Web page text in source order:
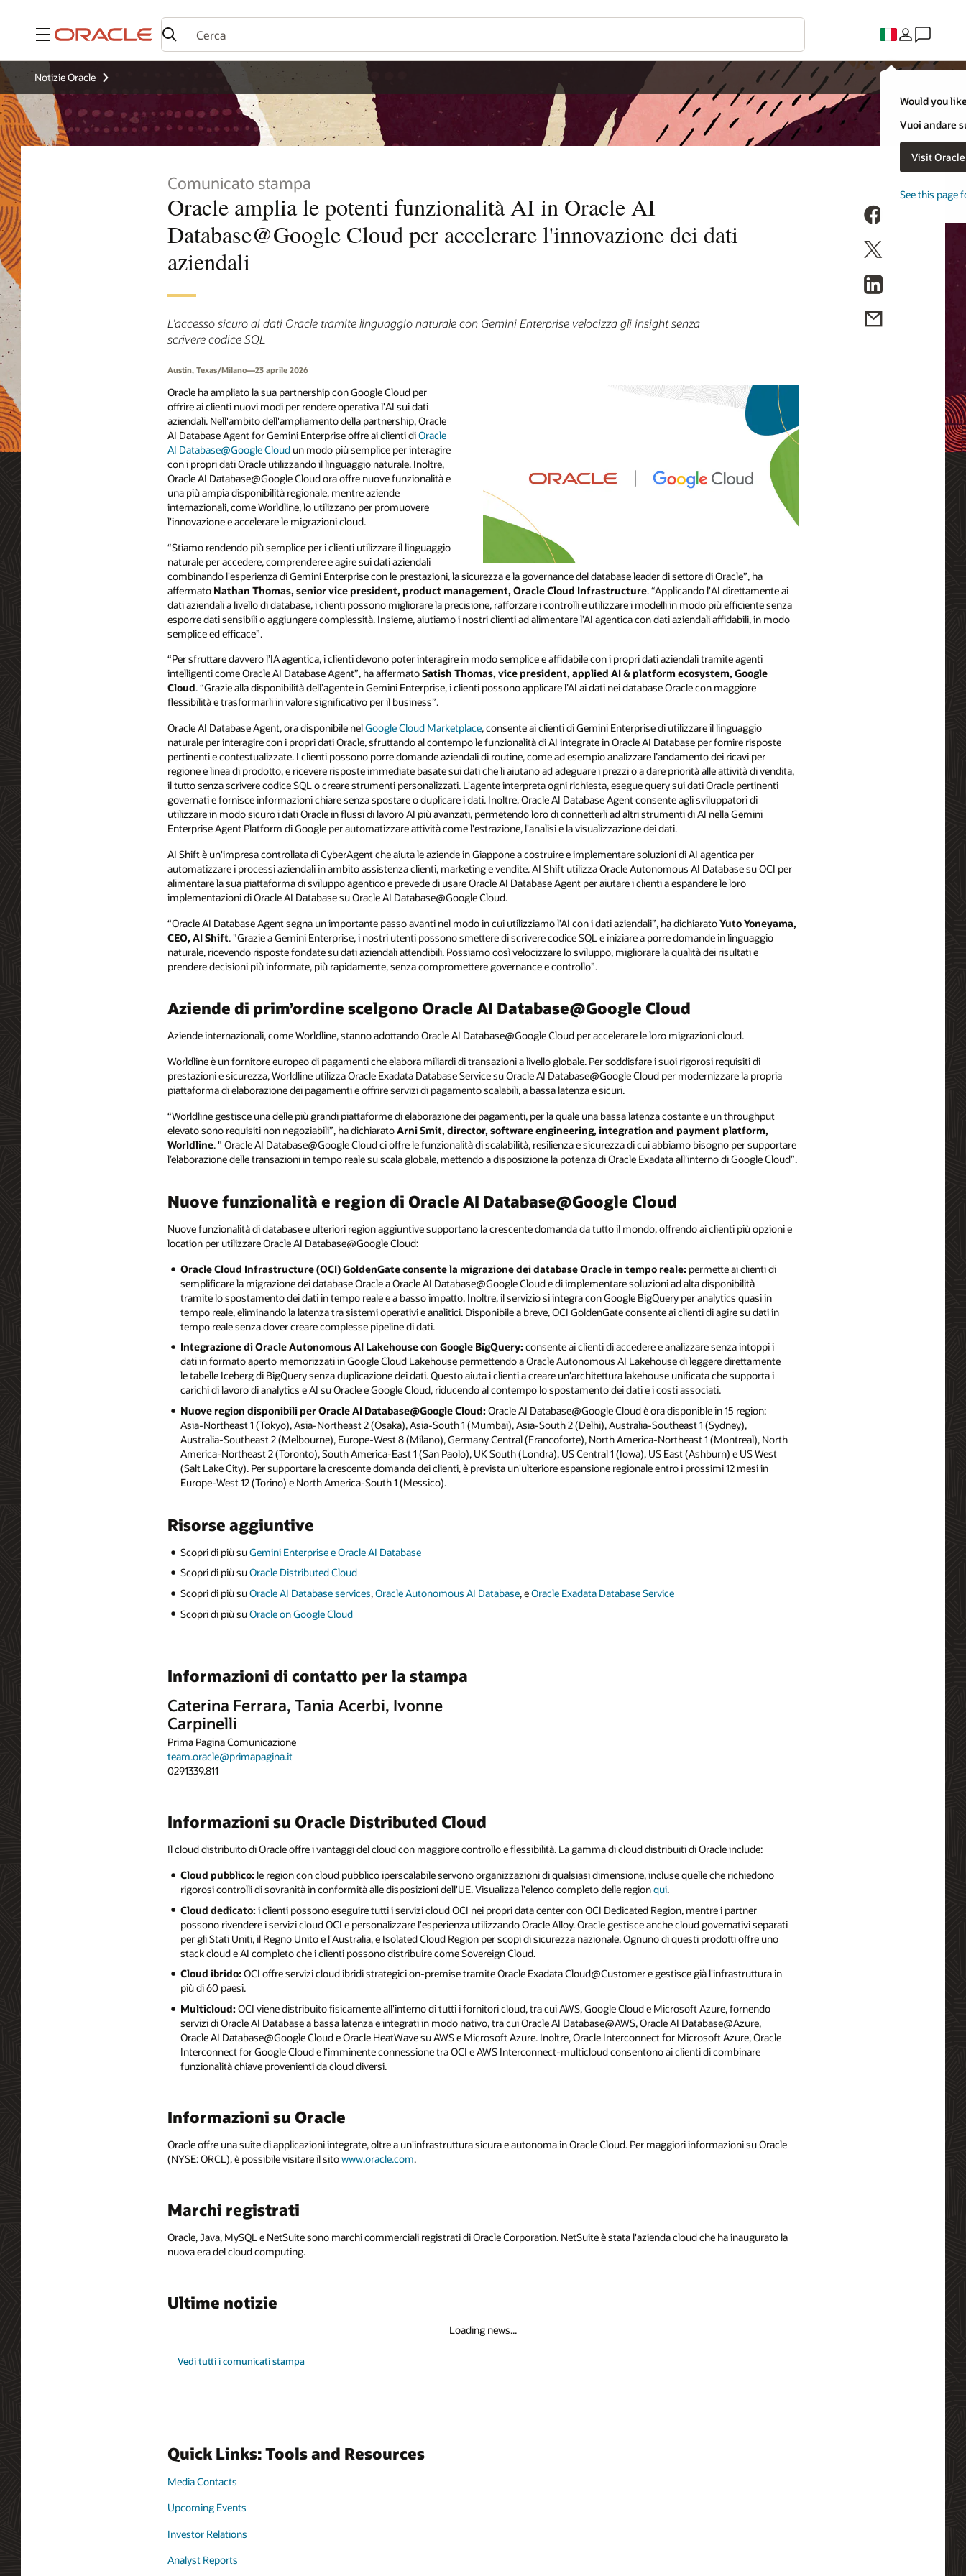
Menu
Would you
Vuoi andare
Visit
See this page
Notizie Oracle
Comunicato stampa
Oracle amplia le potenti funzionalità AI in Oracle AI
Database@Google Cloud per accelerare l'innovazione dei dati
aziendali
L'accesso sicuro ai dati Oracle tramite linguaggio naturale con Gemini Enterprise velocizza gli insight senza
scrivere codice SQL
Austin, Texas/Milano—23 aprile 2026
Oracle ha ampliato la sua partnership con Google Cloud per
offrire ai clienti nuovi modi per rendere operativa l'AI sui dati
aziendali. Nell'ambito dell'ampliamento della partnership, Oracle
AI Database Agent for Gemini Enterprise offre ai clienti diOracle
AI Database@Google Cloud un modo più semplice per interagire
con i propri dati Oracle utilizzando il linguaggio naturale. Inoltre,
Oracle AI Database@Google Cloud ora offre nuove funzionalità e
una più ampia disponibilità regionale, mentre aziende
internazionali, come Worldline, lo utilizzano per promuovere
l'innovazione e accelerare le migrazioni cloud.
“Stiamo rendendo più semplice per i clienti utilizzare il linguaggio
naturale per accedere, comprendere e agire sui dati aziendali
combinando l'esperienza di Gemini Enterprise con le prestazioni, la sicurezza e la governance del database leader di settore di Oracle”, ha
affermato Nathan Thomas, senior vice president, product management, Oracle Cloud Infrastructure. “Applicando l'AI direttamente ai
dati aziendali a livello di database, i clienti possono migliorare la precisione, rafforzare i controlli e utilizzare i modelli in modo più efficiente senza
esporre dati sensibili o aggiungere complessità. Insieme, aiutiamo i nostri clienti ad alimentare l’AI agentica con dati aziendali affidabili, in modo
semplice ed efficace”.
“Per sfruttare davvero l’IA agentica, i clienti devono poter interagire in modo semplice e affidabile con i propri dati aziendali tramite agenti
intelligenti come Oracle AI Database Agent”, ha affermatoSatish Thomas, vice president, applied AI & platform ecosystem, Google
Cloud. “Grazie alla disponibilità dell’agente in Gemini Enterprise, i clienti possono applicare l’AI ai dati nei database Oracle con maggiore
flessibilità e trasformarli in valore significativo per il business”.
Oracle AI Database Agent, ora disponibile nelGoogle Cloud Marketplace, consente ai clienti di Gemini Enterprise di utilizzare il linguaggio
naturale per interagire con i propri dati Oracle, sfruttando al contempo le funzionalità di AI integrate in Oracle AI Database per fornire risposte
pertinenti e contestualizzate. I clienti possono porre domande aziendali di routine, come ad esempio analizzare l’andamento dei ricavi per
regione e linea di prodotto, e ricevere risposte immediate basate sui dati che li aiutano ad adeguare i prezzi o a dare priorità alle attività di vendita,
il tutto senza scrivere codice SQL o creare strumenti personalizzati. L'agente interpreta ogni richiesta, esegue query sui dati Oracle pertinenti
governati e fornisce informazioni chiare senza spostare o duplicare i dati. Inoltre, Oracle AI Database Agent consente agli sviluppatori di
utilizzare in modo sicuro i dati Oracle in flussi di lavoro AI più avanzati, permetendo loro di connetterli ad altri strumenti di AI nella Gemini
Enterprise Agent Platform di Google per automatizzare attività come l'estrazione, l'analisi e la visualizzazione dei dati.
AI Shift è un'impresa controllata di CyberAgent che aiuta le aziende in Giappone a costruire e implementare soluzioni di AI agentica per
automatizzare i processi aziendali in ambito assistenza clienti, marketing e vendite. AI Shift utilizza Oracle Autonomous AI Database su OCI per
alimentare la sua piattaforma di sviluppo agentico e prevede di usare Oracle AI Database Agent per aiutare i clienti a espandere le loro
implementazioni di Oracle AI Database su Oracle AI Database@Google Cloud.
“Oracle AI Database Agent segna un importante passo avanti nel modo in cui utilizziamo l’AI con i dati aziendali”, ha dichiaratoYuto Yoneyama,
CEO, AI Shift. "Grazie a Gemini Enterprise, i nostri utenti possono smettere di scrivere codice SQL e iniziare a porre domande in linguaggio
naturale, ricevendo risposte fondate su dati aziendali attendibili. Possiamo così velocizzare lo sviluppo, migliorare la qualità dei risultati e
prendere decisioni più informate, più rapidamente, senza compromettere governance e controllo”.
Aziende di prim’ordine scelgono Oracle AI Database@Google Cloud
Aziende internazionali, come Worldline, stanno adottando Oracle AI Database@Google Cloud per accelerare le loro migrazioni cloud.
Worldline è un fornitore europeo di pagamenti che elabora miliardi di transazioni a livello globale. Per soddisfare i suoi rigorosi requisiti di
prestazioni e sicurezza, Worldline utilizza Oracle Exadata Database Service su Oracle AI Database@Google Cloud per modernizzare la propria
piattaforma di elaborazione dei pagamenti e offrire servizi di pagamento scalabili, a bassa latenza e sicuri.
“Worldline gestisce una delle più grandi piattaforme di elaborazione dei pagamenti, per la quale una bassa latenza costante e un throughput
elevato sono requisiti non negoziabili”, ha dichiaratoArni Smit, director, software engineering, integration and payment platform,
Worldline. " Oracle AI Database@Google Cloud ci offre le funzionalità di scalabilità, resilienza e sicurezza di cui abbiamo bisogno per supportare
l’elaborazione delle transazioni in tempo reale su scala globale, mettendo a disposizione la potenza di Oracle Exadata all’interno di Google Cloud”.
Nuove funzionalità e region di Oracle AI Database@Google Cloud
Nuove funzionalità di database e ulteriori region aggiuntive supportano la crescente domanda da tutto il mondo, offrendo ai clienti più opzioni e
location per utilizzare Oracle AI Database@Google Cloud:
Oracle Cloud Infrastructure (OCI) GoldenGate consente la migrazione dei database Oracle in tempo reale: permette ai clienti di
semplificare la migrazione dei database Oracle a Oracle AI Database@Google Cloud e di implementare soluzioni ad alta disponibilità
tramite lo spostamento dei dati in tempo reale e a basso impatto. Inoltre, il servizio si integra con Google BigQuery per analytics quasi in
tempo reale, eliminando la latenza tra sistemi operativi e analitici. Disponibile a breve, OCI GoldenGate consente ai clienti di agire su dati in
tempo reale senza dover creare complesse pipeline di dati.
Integrazione di Oracle Autonomous AI Lakehouse con Google BigQuery: consente ai clienti di accedere e analizzare senza intoppi i
dati in formato aperto memorizzati in Google Cloud Lakehouse permettendo a Oracle Autonomous AI Lakehouse di leggere direttamente
le tabelle Iceberg di BigQuery senza duplicazione dei dati. Questo aiuta i clienti a creare un'architettura lakehouse unificata che supporta i
carichi di lavoro di analytics e AI su Oracle e Google Cloud, riducendo al contempo lo spostamento dei dati e i costi associati.
Nuove region disponibili per Oracle AI Database@Google Cloud: Oracle AI Database@Google Cloud è ora disponible in 15 region:
Asia-Northeast 1 (Tokyo), Asia-Northeast 2 (Osaka), Asia-South 1 (Mumbai), Asia-South 2 (Delhi), Australia-Southeast 1 (Sydney),
Australia-Southeast 2 (Melbourne), Europe-West 8 (Milano), Germany Central (Francoforte), North America-Northeast 1 (Montreal), North
America-Northeast 2 (Toronto), South America-East 1 (San Paolo), UK South (Londra), US Central 1 (Iowa), US East (Ashburn) e US West
(Salt Lake City). Per supportare la crescente domanda dei clienti, è prevista un'ulteriore espansione regionale entro i prossimi 12 mesi in
Europe-West 12 (Torino) e North America-South 1 (Messico).
Risorse aggiuntive
Scopri di più suGemini Enterprise e Oracle AI Database
Scopri di più suOracle Distributed Cloud
Scopri di più suOracle AI Database services,Oracle Autonomous AI Database, eOracle Exadata Database Service
Scopri di più suOracle on Google Cloud
Informazioni di contatto per la stampa
Caterina Ferrara, Tania Acerbi, Ivonne
Carpinelli
Prima Pagina Comunicazione
team.oracle@primapagina.it
0291339.811
Informazioni su Oracle Distributed Cloud
Il cloud distribuito di Oracle offre i vantaggi del cloud con maggiore controllo e flessibilità. La gamma di cloud distribuiti di Oracle include:
Cloud pubblico: le region con cloud pubblico iperscalabile servono organizzazioni di qualsiasi dimensione, incluse quelle che richiedono
rigorosi controlli di sovranità in conformità alle disposizioni dell'UE. Visualizza l'elenco completo delle regionqui.
Cloud dedicato: i clienti possono eseguire tutti i servizi cloud OCI nei propri data center con OCI Dedicated Region, mentre i partner
possono rivendere i servizi cloud OCI e personalizzare l'esperienza utilizzando Oracle Alloy. Oracle gestisce anche cloud governativi separati
per gli Stati Uniti, il Regno Unito e l'Australia, e Isolated Cloud Region per scopi di sicurezza nazionale. Ognuno di questi prodotti offre uno
stack cloud e AI completo che i clienti possono distribuire come Sovereign Cloud.
Cloud ibrido: OCI offre servizi cloud ibridi strategici on-premise tramite Oracle Exadata Cloud@Customer e gestisce già l'infrastruttura in
più di 60 paesi.
Multicloud: OCI viene distribuito fisicamente all'interno di tutti i fornitori cloud, tra cui AWS, Google Cloud e Microsoft Azure, fornendo
servizi di Oracle AI Database a bassa latenza e integrati in modo nativo, tra cui Oracle AI Database@AWS, Oracle AI Database@Azure,
Oracle AI Database@Google Cloud e Oracle HeatWave su AWS e Microsoft Azure. Inoltre, Oracle Interconnect for Microsoft Azure, Oracle
Interconnect for Google Cloud e l'imminente connessione tra OCI e AWS Interconnect-multicloud consentono ai clienti di combinare
funzionalità chiave provenienti da cloud diversi.
Informazioni su Oracle
Oracle offre una suite di applicazioni integrate, oltre a un'infrastruttura sicura e autonoma in Oracle Cloud. Per maggiori informazioni su Oracle
(NYSE: ORCL), è possibile visitare il sitowww.oracle.com.
Marchi registrati
Oracle, Java, MySQL e NetSuite sono marchi commerciali registrati di Oracle Corporation. NetSuite è stata l'azienda cloud che ha inaugurato la
nuova era del cloud computing.
Ultime notizie
Loading news...
Vedi tutti i comunicati stampa
Quick Links: Tools and Resources
Media Contacts
Upcoming Events
Investor Relations
Analyst Reports